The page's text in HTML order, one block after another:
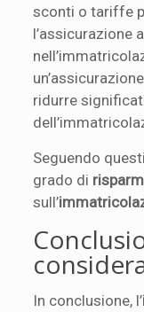
sconti o tariffe
l’assicurazione
ridurre
Seguendo
grado di
sull’
In conclusione, l’